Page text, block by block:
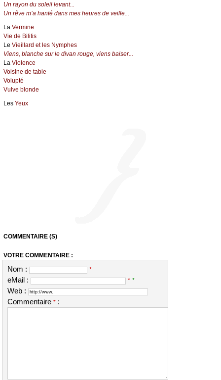
Un rayon du soleil levant...
Un rêve m’a hanté dans mes heures de veille...
La Vermine
Vie de Bilitis
Le Vieillard et les Nymphes
Viens, blanche sur le divan rouge, viens baiser...
La Violence
Voisine de table
Volupté
Vulve blonde
Les Yeux
COMMENTAIRE (S)
VOTRE COMMENTAIRE :
Nom : *
eMail : * *
Web :
Commentaire * :